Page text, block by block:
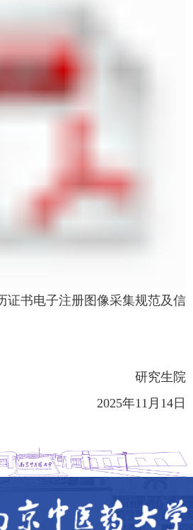
证书电子注册图像采集规范及信
研究生院
2025年11月14日